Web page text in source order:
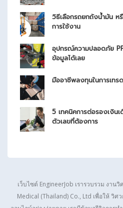
วิธีเลือกรถยกถังน้ำมัน
การใช้งาน
อุปกรณ์ความปลอดภัย
ข้อมูลได้เลย
มืออาชีพลงทุนในการเท
5 เทคนิคการต่อรองเงิน
ตัวเลขที่ต้องการ
เว็บไซต์ EngineerJob เรารวบรวม งาน
Medical (Thailand) Co., Ltd เพื่อให้ วิศ